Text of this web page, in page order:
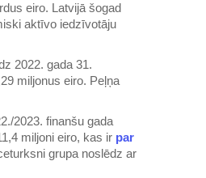
eiro. Latvijā šogad
aktīvo iedzīvotāju
2022. gada 31.
miljonus eiro. Peļņa
2023. finanšu gada
miljoni eiro, kas ir par
grupa noslēdz ar